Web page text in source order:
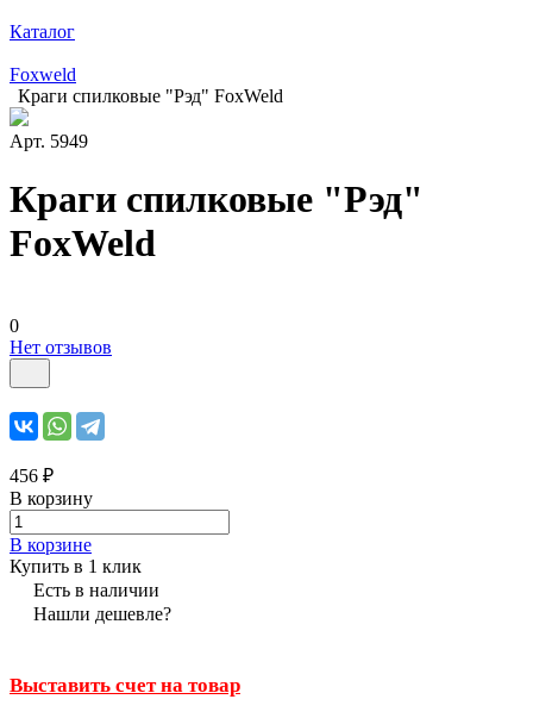
Каталог
Foxweld
Краги спилковые "Рэд" FoxWeld
Арт. 5949
Краги спилковые "Рэд"
FoxWeld
0
Нет отзывов
456 ₽
В корзину
В корзине
Купить в 1 клик
Есть в наличии
Нашли дешевле?
Выставить счет на товар